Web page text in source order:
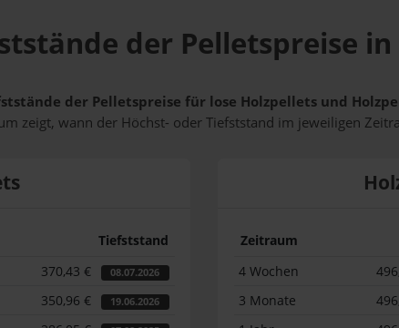
der Pelletspreise
der Pelletspreise für lose Holzpellets und
zeigt, wann der Höchst- oder Tiefststand im jeweiligen
Tiefststand
370,43 € 08.07.2026
350,96 € 19.06.2026
Zeitraum
4 Wochen
3 Monate